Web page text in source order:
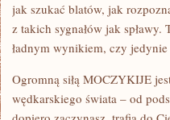
jak szukać blatów, jak
z takich sygnałów jak
ładnym wynikiem, czy jedynie
Ogromną siłą MOCZYKIJE
wędkarskiego świata – od